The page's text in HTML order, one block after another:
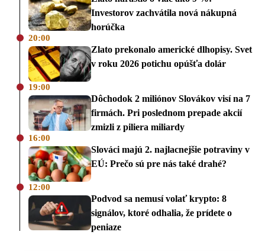
Investorov zachvátila nová nákupná
horúčka
20:00
Zlato prekonalo americké dlhopisy. Svet
v roku 2026 potichu opúšťa dolár
19:00
Dôchodok 2 miliónov Slovákov visí na 7
firmách. Pri poslednom prepade akcií
zmizli z piliera miliardy
16:00
Slováci majú 2. najlacnejšie potraviny v
EÚ: Prečo sú pre nás také drahé?
12:00
Podvod sa nemusí volať krypto: 8
signálov, ktoré odhalia, že prídete o
peniaze